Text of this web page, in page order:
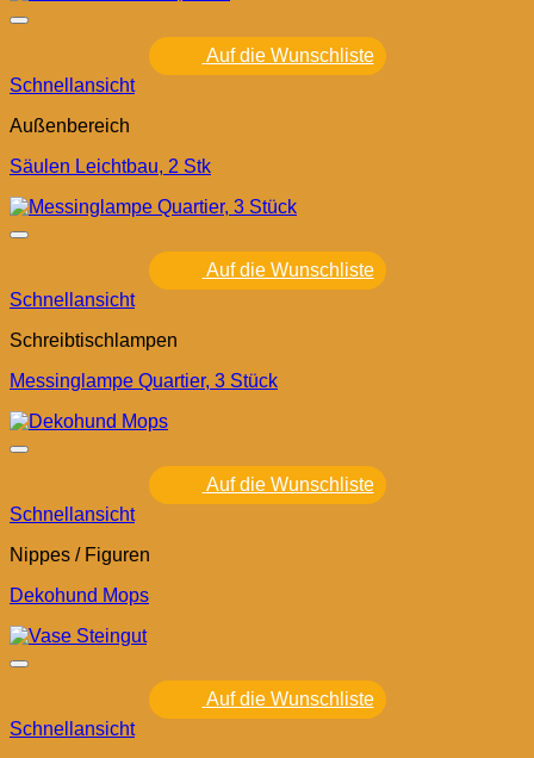
Auf die Wunschliste
Schnellansicht
Außenbereich
Säulen Leichtbau, 2 Stk
Auf die Wunschliste
Schnellansicht
Schreibtischlampen
Messinglampe Quartier, 3 Stück
Auf die Wunschliste
Schnellansicht
Nippes / Figuren
Dekohund Mops
Auf die Wunschliste
Schnellansicht